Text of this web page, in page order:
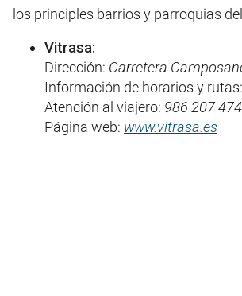
los principles barrios y parroquias
Vitrasa:
Dirección: Carretera
Información de horarios y rutas:
Atención al viajero: 986 207 474
Página web: www.vitrasa.es